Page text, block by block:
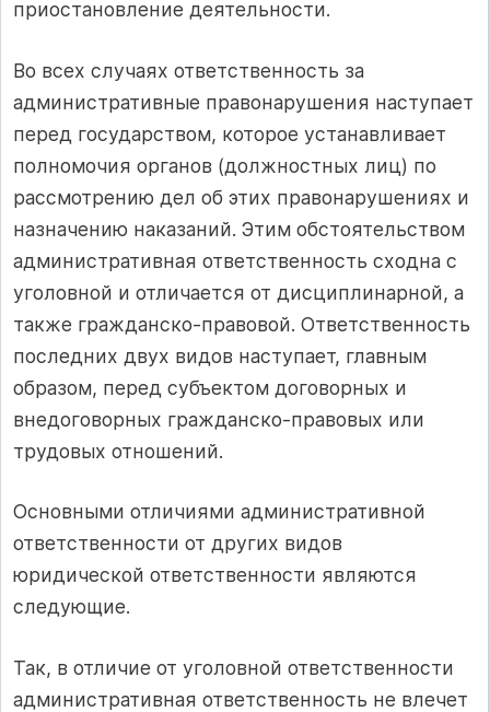
приостановление деятельности.
Во всех случаях ответственность за
административные правонарушения наступает
перед государством, которое устанавливает
полномочия органов (должностных лиц) по
рассмотрению дел об этих правонарушениях и
назначению наказаний. Этим обстоятельством
административная ответственность сходна с
уголовной и отличается от дисциплинарной, а
также гражданско-правовой. Ответственность
последних двух видов наступает, главным
образом, перед субъектом договорных и
внедоговорных гражданско-правовых или
трудовых отношений.
Основными отличиями административной
ответственности от других видов
юридической ответственности являются
следующие.
Так, в отличие от уголовной ответственности
административная ответственность не влечет